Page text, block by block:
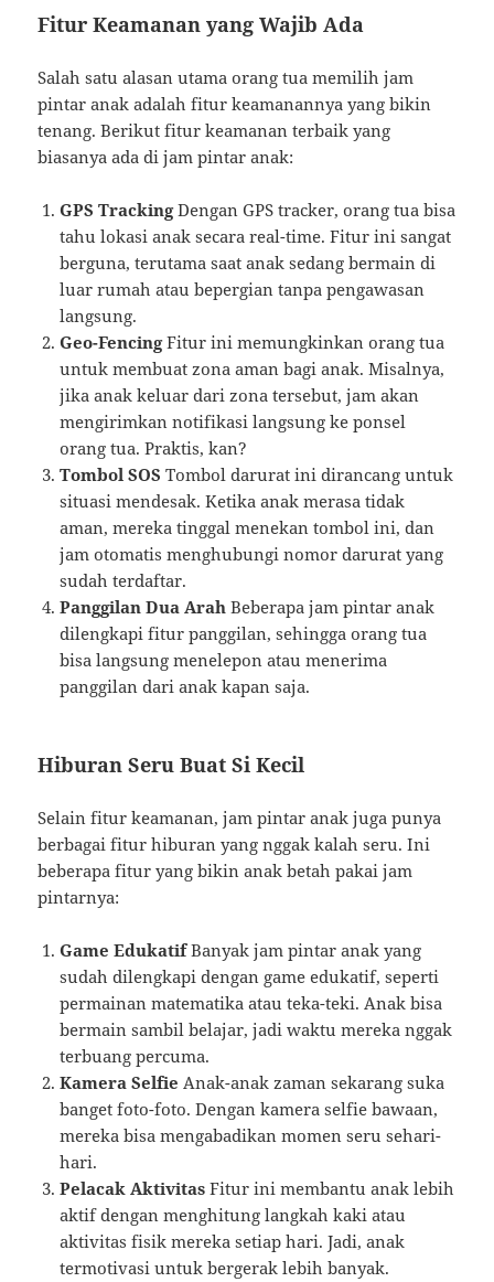
Fitur Keamanan yang Wajib Ada
Salah satu alasan utama orang tua memilih jam
pintar anak adalah fitur keamanannya yang bikin
tenang. Berikut fitur keamanan terbaik yang
biasanya ada di jam pintar anak:
GPS TrackingDengan GPS tracker, orang tua bisa
tahu lokasi anak secara real-time. Fitur ini sangat
berguna, terutama saat anak sedang bermain di
luar rumah atau bepergian tanpa pengawasan
langsung.
Geo-FencingFitur ini memungkinkan orang tua
untuk membuat zona aman bagi anak. Misalnya,
jika anak keluar dari zona tersebut, jam akan
mengirimkan notifikasi langsung ke ponsel
orang tua. Praktis, kan?
Tombol SOS Tombol darurat ini dirancang untuk
situasi mendesak. Ketika anak merasa tidak
aman, mereka tinggal menekan tombol ini, dan
jam otomatis menghubungi nomor darurat yang
sudah terdaftar.
Panggilan Dua Arah Beberapa jam pintar anak
dilengkapi fitur panggilan, sehingga orang tua
bisa langsung menelepon atau menerima
panggilan dari anak kapan saja.
Hiburan Seru Buat Si Kecil
Selain fitur keamanan, jam pintar anak juga punya
berbagai fitur hiburan yang nggak kalah seru. Ini
beberapa fitur yang bikin anak betah pakai jam
pintarnya:
Game EdukatifBanyak jam pintar anak yang
sudah dilengkapi dengan game edukatif, seperti
permainan matematika atau teka-teki. Anak bisa
bermain sambil belajar, jadi waktu mereka nggak
terbuang percuma.
Kamera Selfie Anak-anak zaman sekarang suka
banget foto-foto. Dengan kamera selfie bawaan,
mereka bisa mengabadikan momen seru sehari-
hari.
Pelacak Aktivitas Fitur ini membantu anak lebih
aktif dengan menghitung langkah kaki atau
aktivitas fisik mereka setiap hari. Jadi, anak
termotivasi untuk bergerak lebih banyak.